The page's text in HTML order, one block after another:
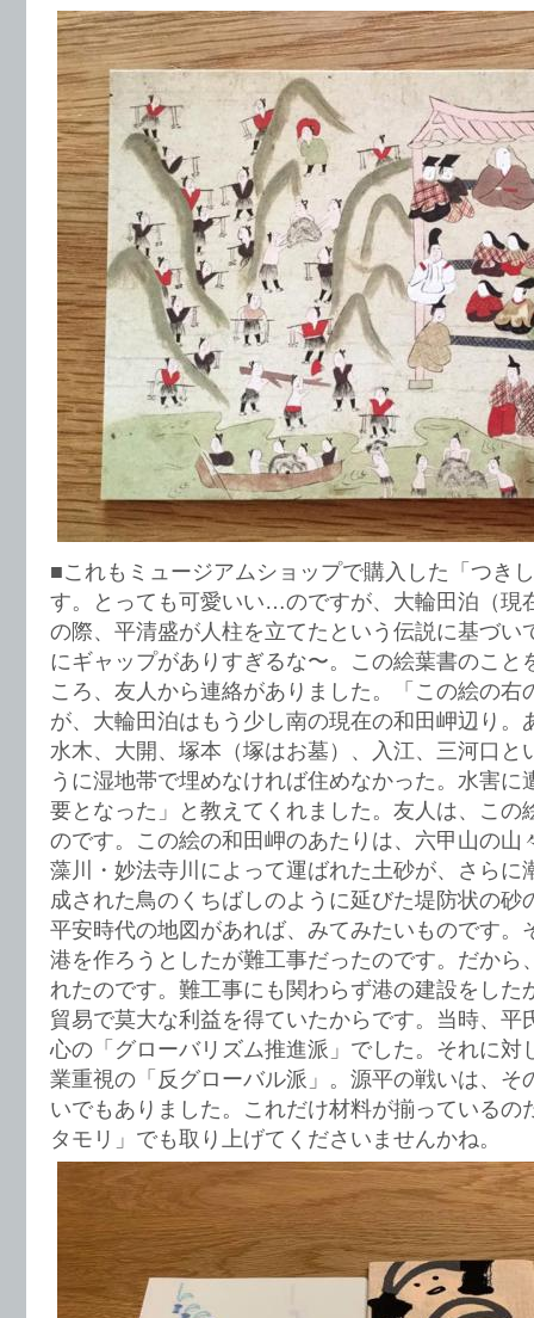
■これもミュージアムショップで購入した「つき
す。とっても可愛いい…のですが、大輪田泊（現
の際、平清盛が人柱を立てたという伝説に基づい
にギャップがありすぎるな〜。この絵葉書のこと
ころ、友人から連絡がありました。「この絵の右
が、大輪田泊はもう少し南の現在の和田岬辺り。
水木、大開、塚本（塚はお墓）、入江、三河口と
うに湿地帯で埋めなければ住めなかった。水害に
要となった」と教えてくれました。友人は、この
のです。この絵の和田岬のあたりは、六甲山の山
藻川・妙法寺川によって運ばれた土砂が、さらに
成された鳥のくちばしのように延びた堤防状の砂
平安時代の地図があれば、みてみたいものです。
港を作ろうとしたが難工事だったのです。だから
れたのです。難工事にも関わらず港の建設をした
貿易で莫大な利益を得ていたからです。当時、平
心の「グローバリズム推進派」でした。それに対
業重視の「反グローバル派」。源平の戦いは、そ
いでもありました。これだけ材料が揃っているの
タモリ」でも取り上げてくださいませんかね。